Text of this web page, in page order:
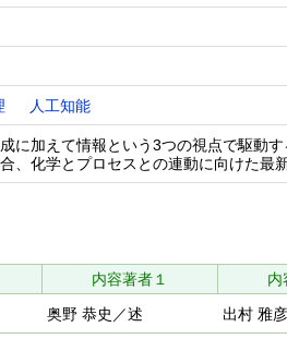
人工知能
に加えて情報という3つの視点で駆動
、化学とプロセスとの連動に向けた最
内容著者１
内
奥野 恭史／述 出村 雅